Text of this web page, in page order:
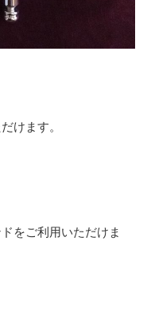
けます。
をご利用いただけま